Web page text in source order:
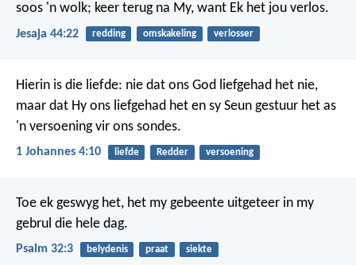
soos 'n wolk; keer terug na My, want Ek het jou verlos.
Jesaja 44:22 redding omskakeling verlosser
Hierin is die liefde: nie dat ons God liefgehad het nie,
maar dat Hy ons liefgehad het en sy Seun gestuur het as
'n versoening vir ons sondes.
1 Johannes 4:10 liefde Redder versoening
Toe ek geswyg het, het my gebeente uitgeteer in my
gebrul die hele dag.
Psalm 32:3 belydenis praat siekte